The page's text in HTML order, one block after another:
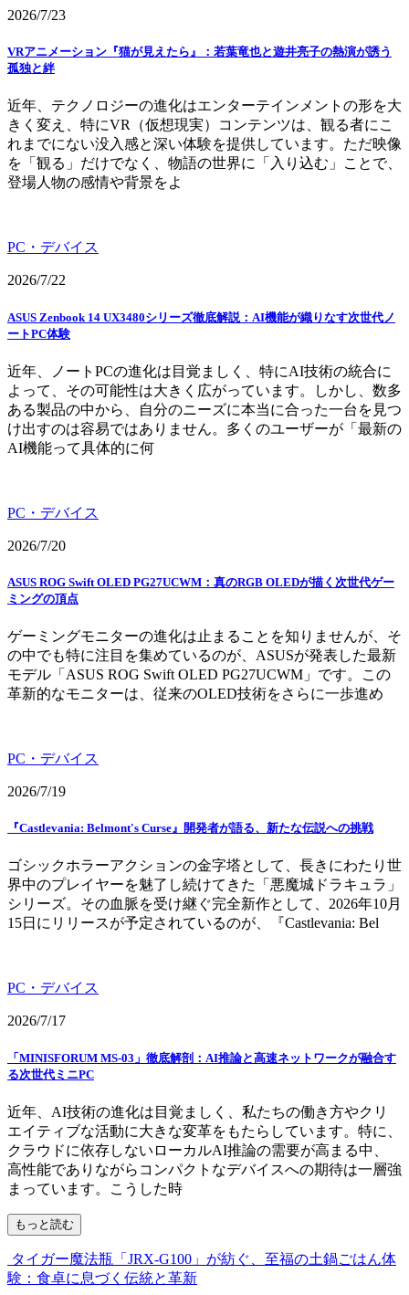
2026/7/23
VRアニメーション『猫が見えたら』：若葉竜也と遊井亮子の熱演が誘う
孤独と絆
近年、テクノロジーの進化はエンターテインメントの形を大
きく変え、特にVR（仮想現実）コンテンツは、観る者にこ
れまでにない没入感と深い体験を提供しています。ただ映像
を「観る」だけでなく、物語の世界に「入り込む」ことで、
登場人物の感情や背景をよ
PC・デバイス
2026/7/22
ASUS Zenbook 14 UX3480シリーズ徹底解説：AI機能が織りなす次世代ノ
ートPC体験
近年、ノートPCの進化は目覚ましく、特にAI技術の統合に
よって、その可能性は大きく広がっています。しかし、数多
ある製品の中から、自分のニーズに本当に合った一台を見つ
け出すのは容易ではありません。多くのユーザーが「最新の
AI機能って具体的に何
PC・デバイス
2026/7/20
ASUS ROG Swift OLED PG27UCWM：真のRGB OLEDが描く次世代ゲー
ミングの頂点
ゲーミングモニターの進化は止まることを知りませんが、そ
の中でも特に注目を集めているのが、ASUSが発表した最新
モデル「ASUS ROG Swift OLED PG27UCWM」です。この
革新的なモニターは、従来のOLED技術をさらに一歩進め
PC・デバイス
2026/7/19
『Castlevania: Belmont's Curse』開発者が語る、新たな伝説への挑戦
ゴシックホラーアクションの金字塔として、長きにわたり世
界中のプレイヤーを魅了し続けてきた「悪魔城ドラキュラ」
シリーズ。その血脈を受け継ぐ完全新作として、2026年10月
15日にリリースが予定されているのが、『Castlevania: Bel
PC・デバイス
2026/7/17
「MINISFORUM MS-03」徹底解剖：AI推論と高速ネットワークが融合す
る次世代ミニPC
近年、AI技術の進化は目覚ましく、私たちの働き方やクリ
エイティブな活動に大きな変革をもたらしています。特に、
クラウドに依存しないローカルAI推論の需要が高まる中、
高性能でありながらコンパクトなデバイスへの期待は一層強
まっています。こうした時
もっと読む
タイガー魔法瓶「JRX-G100」が紡ぐ、至福の土鍋ごはん体
験：食卓に息づく伝統と革新